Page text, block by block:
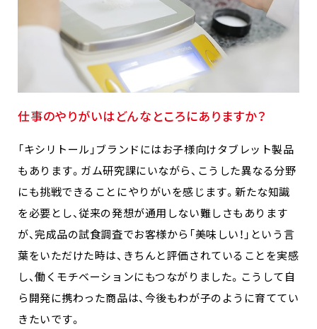
仕事のやりがいはどんなところにありますか？
「キシリトール」ブランドにはお子様向けタブレット製品
もあります。ガム研究課にいながら、こうした異なる分野
にも挑戦できることにやりがいを感じます。新たな知識
を必要とし、従来の発想が通用しない難しさもあります
が、完成品の試食調査でお客様から「美味しい！」という言
葉をいただけた時は、きちんと評価されていることを実感
し、働くモチベーションにもつながりました。こうして自
ら開発に携わった商品は、今後もわが子のように育ててい
きたいです。